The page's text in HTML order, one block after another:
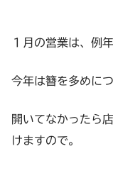
１月の営業は、例
今年は簪を多めに
開いてなかったら
けますので。